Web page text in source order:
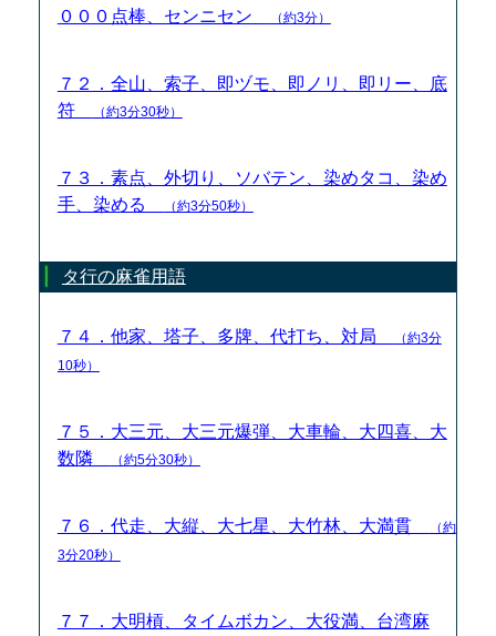
０００点棒、センニセン
（約3分）
７２．全山、索子、即ヅモ、即ノリ、即リー、底
符
（約3分30秒）
７３．素点、外切り、ソバテン、染めタコ、染め
手、染める
（約3分50秒）
タ行の麻雀用語
７４．他家、塔子、多牌、代打ち、対局
（約3分
10秒）
７５．大三元、大三元爆弾、大車輪、大四喜、大
数隣
（約5分30秒）
７６．代走、大縦、大七星、大竹林、大満貫
（約
3分20秒）
７７．大明槓、タイムボカン、大役満、台湾麻